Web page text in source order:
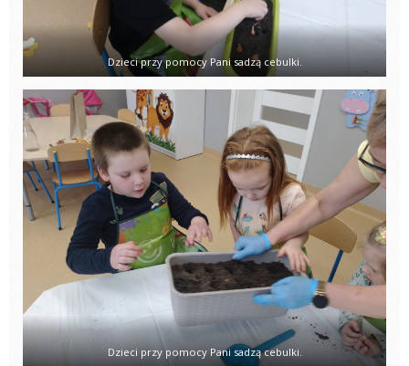
Dzieci przy pomocy Pani sadzą cebulki.
Dzieci przy pomocy Pani sadzą cebulki.